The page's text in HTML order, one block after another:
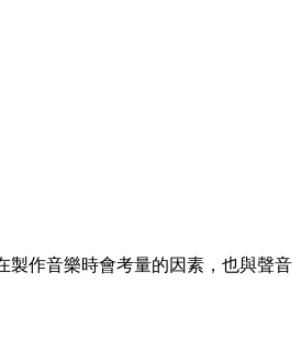
製作音樂時會考量的因素，也與聲音